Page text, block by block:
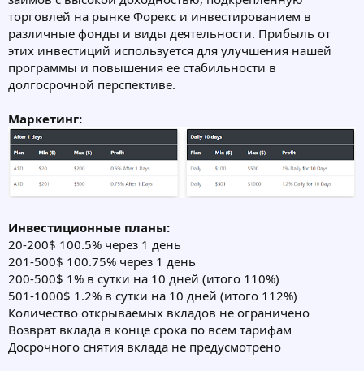
торговлей на рынке Форекс и инвестированием в
различные фонды и виды деятельности. Прибыль от
этих инвестиций используется для улучшения нашей
программы и повышения ее стабильности в
долгосрочной перспективе.
Маркетинг:
Инвестиционные планы:
20-200$ 100.5% через 1 день
201-500$ 100.75% через 1 день
200-500$ 1% в сутки на 10 дней (итого 110%)
501-1000$ 1.2% в сутки на 10 дней (итого 112%)
Количество открываемых вкладов не ограничено
Возврат вклада в конце срока по всем тарифам
Досрочного снятия вклада не предусмотрено